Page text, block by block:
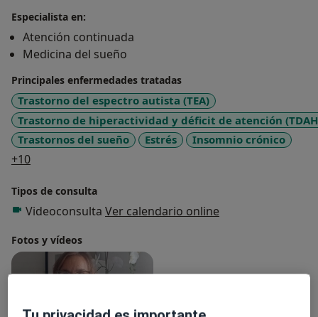
presencial como online.
Especialista en:
Atención continuada
Medicina del sueño
Principales enfermedades tratadas
Trastorno del espectro autista (TEA)
Trastorno de hiperactividad y déficit de atención
Trastornos del sueño
Estrés Insomnio crónico
+10a11y_sr_more_diseases
Tipos de consulta
Videoconsulta Ver calendario online
Fotos y vídeos